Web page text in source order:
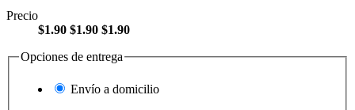
Precio
$1.90 $1.90 $1.90
Opciones de entrega
Envío a domicilio